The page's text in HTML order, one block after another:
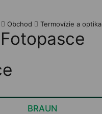
Obchod Termovízie a optika
Fotopasce
BRAUN